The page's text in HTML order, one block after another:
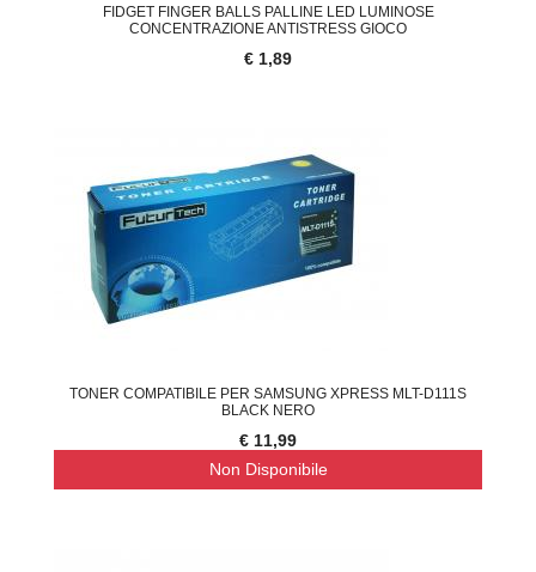
FIDGET FINGER BALLS PALLINE LED LUMINOSE
CONCENTRAZIONE ANTISTRESS GIOCO
€ 1,89
TONER COMPATIBILE PER SAMSUNG XPRESS MLT-D111S
BLACK NERO
€ 11,99
Non Disponibile